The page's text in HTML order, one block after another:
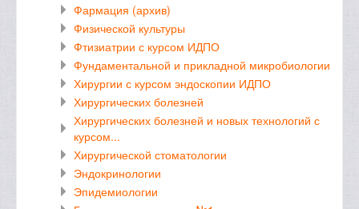
Фармация (архив)
Физической культуры
Фтизиатрии с курсом ИДПО
Фундаментальной и прикладной микробиологии
Хирургии с курсом эндоскопии ИДПО
Хирургических болезней
Хирургических болезней и новых технологий с
курсом...
Хирургической стоматологии
Эндокринологии
Эпидемиологии